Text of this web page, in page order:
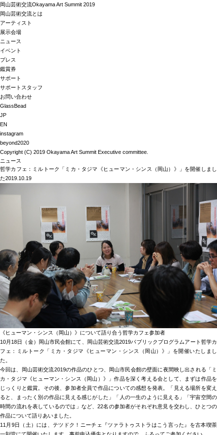
岡山芸術交流Okayama Art Summit 2019
岡山芸術交流とは
アーティスト
展示会場
ニュース
イベント
プレス
鑑賞券
サポート
サポートスタッフ
お問い合わせ
GlassBead
JP
EN
instagram
beyond2020
Copyright (C) 2019 Okayama Art Summit Executive committee.
ニュース
哲学カフェ：ミルトーク「ミカ・タジマ《ヒューマン・シンス（岡山）》」を開催しまし
た2019.10.19
《ヒューマン・シンス（岡山）》について語り合う哲学カフェ参加者
10月18日（金）岡山市民会館にて、岡山芸術交流2019パブリックプログラムアート哲学カ
フェ：ミルトーク「ミカ・タジマ《ヒューマン・シンス（岡山）》」を開催いたしまし
た。
今回は、岡山芸術交流2019の作品のひとつ、岡山市民会館の壁面に夜間映し出される「ミ
カ・タジマ《ヒューマン・シンス（岡山）》」作品を深く考える会として、まずは作品を
じっくりと鑑賞。その後、参加者全員で作品についての感想を発表。「見える場所を変え
ると、まったく別の作品に見える感じがした」「人の一生のように見える」「宇宙空間の
時間の流れを表しているのでは」など、22名の参加者がそれぞれ意見を交わし、ひとつの
作品について語りあいました。
11月9日（土）には、テツドク！ニーチェ『ツァラトゥストラはこう言った』を古本喫茶